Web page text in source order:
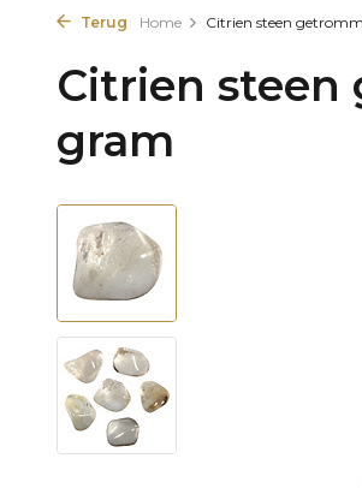
Terug Home Citrien steen
Citrien steen
gram